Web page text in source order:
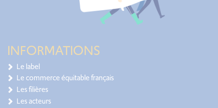
INFORMATIONS
Le label
Le commerce équitable français
Les filières
Les acteurs